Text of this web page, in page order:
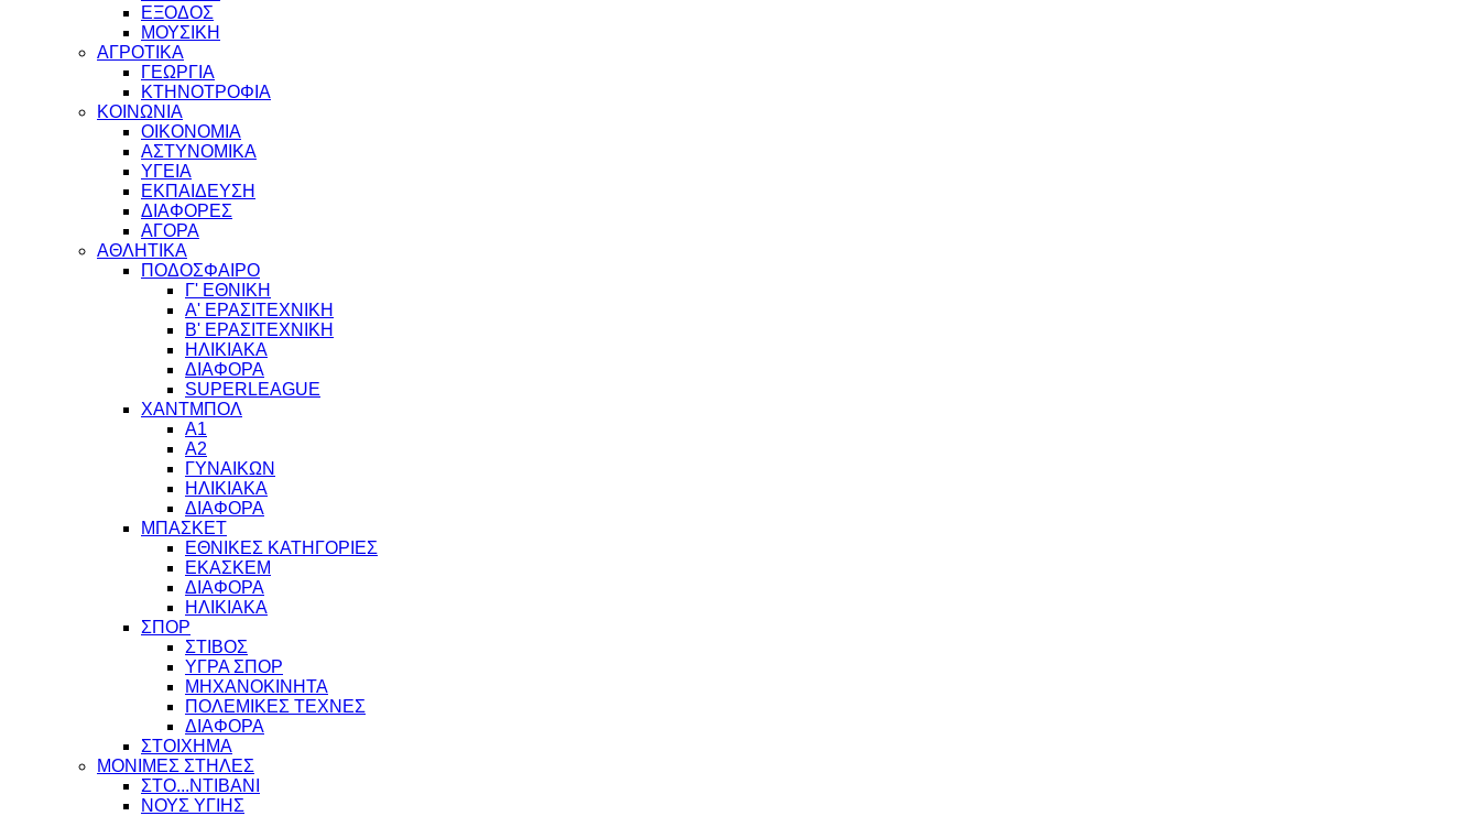
ΕΞΟΔΟΣ
ΜΟΥΣΙΚΗ
ΑΓΡΟΤΙΚΑ
ΓΕΩΡΓΙΑ
ΚΤΗΝΟΤΡΟΦΙΑ
ΚΟΙΝΩΝΙΑ
ΟΙΚΟΝΟΜΙΑ
ΑΣΤΥΝΟΜΙΚΑ
ΥΓΕΙΑ
ΕΚΠΑΙΔΕΥΣΗ
ΔΙΑΦΟΡΕΣ
ΑΓΟΡΑ
ΑΘΛΗΤΙΚΑ
ΠΟΔΟΣΦΑΙΡΟ
Γ' ΕΘΝΙΚΗ
Α' ΕΡΑΣΙΤΕΧΝΙΚΗ
Β' ΕΡΑΣΙΤΕΧΝΙΚΗ
ΗΛΙΚΙΑΚΑ
ΔΙΑΦΟΡΑ
SUPERLEAGUE
ΧΑΝΤΜΠΟΛ
Α1
Α2
ΓΥΝΑΙΚΩΝ
ΗΛΙΚΙΑΚΑ
ΔΙΑΦΟΡΑ
ΜΠΑΣΚΕΤ
ΕΘΝΙΚΕΣ ΚΑΤΗΓΟΡΙΕΣ
ΕΚΑΣΚΕΜ
ΔΙΑΦΟΡΑ
ΗΛΙΚΙΑΚΑ
ΣΠΟΡ
ΣΤΙΒΟΣ
ΥΓΡΑ ΣΠΟΡ
ΜΗΧΑΝΟΚΙΝΗΤΑ
ΠΟΛΕΜΙΚΕΣ ΤΕΧΝΕΣ
ΔΙΑΦΟΡΑ
ΣΤΟΙΧΗΜΑ
ΜΟΝΙΜΕΣ ΣΤΗΛΕΣ
ΣΤΟ...ΝΤΙΒΑΝΙ
ΝΟΥΣ ΥΓΙΗΣ